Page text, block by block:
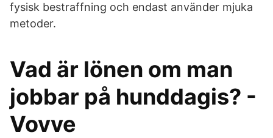
fysisk bestraffning och endast använder mjuka
metoder.
Vad är lönen om man
jobbar på hunddagis? -
Vovve